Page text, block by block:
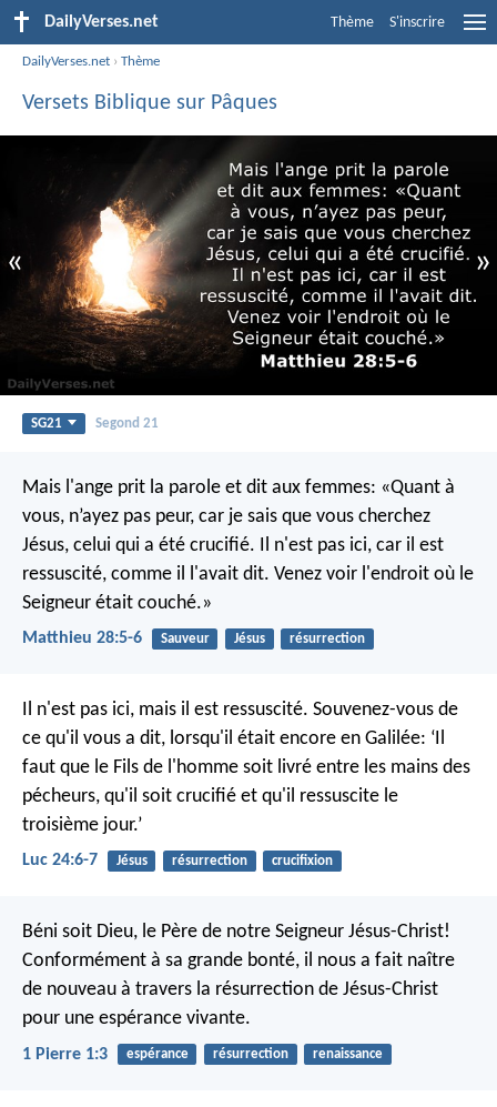
DailyVerses.net Thème S'inscrire
DailyVerses.net ›Thème
Versets Biblique sur Pâques
« »
SG21 Segond 21
Mais l'ange prit la parole et dit aux femmes: «Quant à
vous, n’ayez pas peur, car je sais que vous cherchez
Jésus, celui qui a été crucifié. Il n'est pas ici, car il est
ressuscité, comme il l'avait dit. Venez voir l'endroit où le
Seigneur était couché.»
Matthieu 28:5-6 Sauveur Jésus résurrection
Il n'est pas ici, mais il est ressuscité. Souvenez-vous de
ce qu'il vous a dit, lorsqu'il était encore en Galilée: ‘Il
faut que le Fils de l'homme soit livré entre les mains des
pécheurs, qu'il soit crucifié et qu'il ressuscite le
troisième jour.’
Luc 24:6-7 Jésus résurrection crucifixion
Béni soit Dieu, le Père de notre Seigneur Jésus-Christ!
Conformément à sa grande bonté, il nous a fait naître
de nouveau à travers la résurrection de Jésus-Christ
pour une espérance vivante.
1 Pierre 1:3 espérance résurrection renaissance